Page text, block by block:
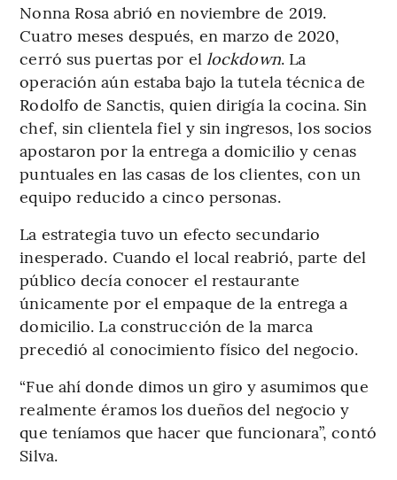
Nonna Rosa abrió en noviembre de 2019.
Cuatro meses después, en marzo de 2020,
cerró sus puertas por el lockdown. La
operación aún estaba bajo la tutela técnica de
Rodolfo de Sanctis, quien dirigía la cocina. Sin
chef, sin clientela fiel y sin ingresos, los socios
apostaron por la entrega a domicilio y cenas
puntuales en las casas de los clientes, con un
equipo reducido a cinco personas.
La estrategia tuvo un efecto secundario
inesperado. Cuando el local reabrió, parte del
público decía conocer el restaurante
únicamente por el empaque de la entrega a
domicilio. La construcción de la marca
precedió al conocimiento físico del negocio.
“Fue ahí donde dimos un giro y asumimos que
realmente éramos los dueños del negocio y
que teníamos que hacer que funcionara”, contó
Silva.